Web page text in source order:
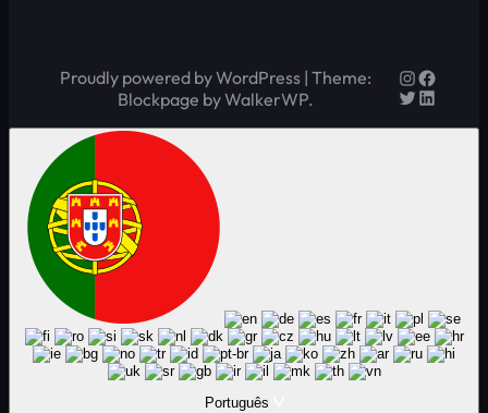
Proudly powered by WordPress | Theme:
Blockpage by WalkerWP.
Instagram
Twitter
Português